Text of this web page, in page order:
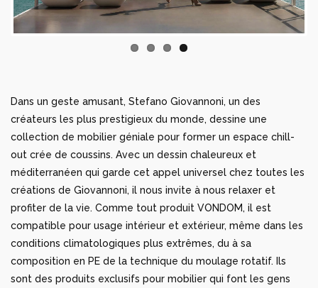
Dans un geste amusant, Stefano Giovannoni, un des
créateurs les plus prestigieux du monde, dessine une
collection de mobilier géniale pour former un espace chill-
out crée de coussins. Avec un dessin chaleureux et
méditerranéen qui garde cet appel universel chez toutes les
créations de Giovannoni, il nous invite à nous relaxer et
profiter de la vie. Comme tout produit VONDOM, il est
compatible pour usage intérieur et extérieur, même dans les
conditions climatologiques plus extrêmes, du à sa
composition en PE de la technique du moulage rotatif. Ils
sont des produits exclusifs pour mobilier qui font les gens